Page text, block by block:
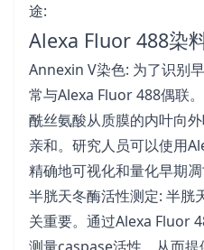
途:
Alexa Fluor 488染
Annexin V染色: 为了识别
常与Alexa Fluor 488偶联
酰丝氨酸从质膜的内叶向
亲和。研究人员可以使用
精确地可视化和量化早期凋
半胱天冬酶活性测定: 半胱
关重要。通过Alexa Fluor